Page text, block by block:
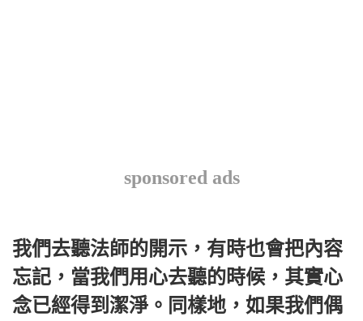
sponsored ads
我們去聽法師的開示，有時也會把內容
忘記，當我們用心去聽的時候，其實心
念已經得到潔淨。同樣地，如果我們偶